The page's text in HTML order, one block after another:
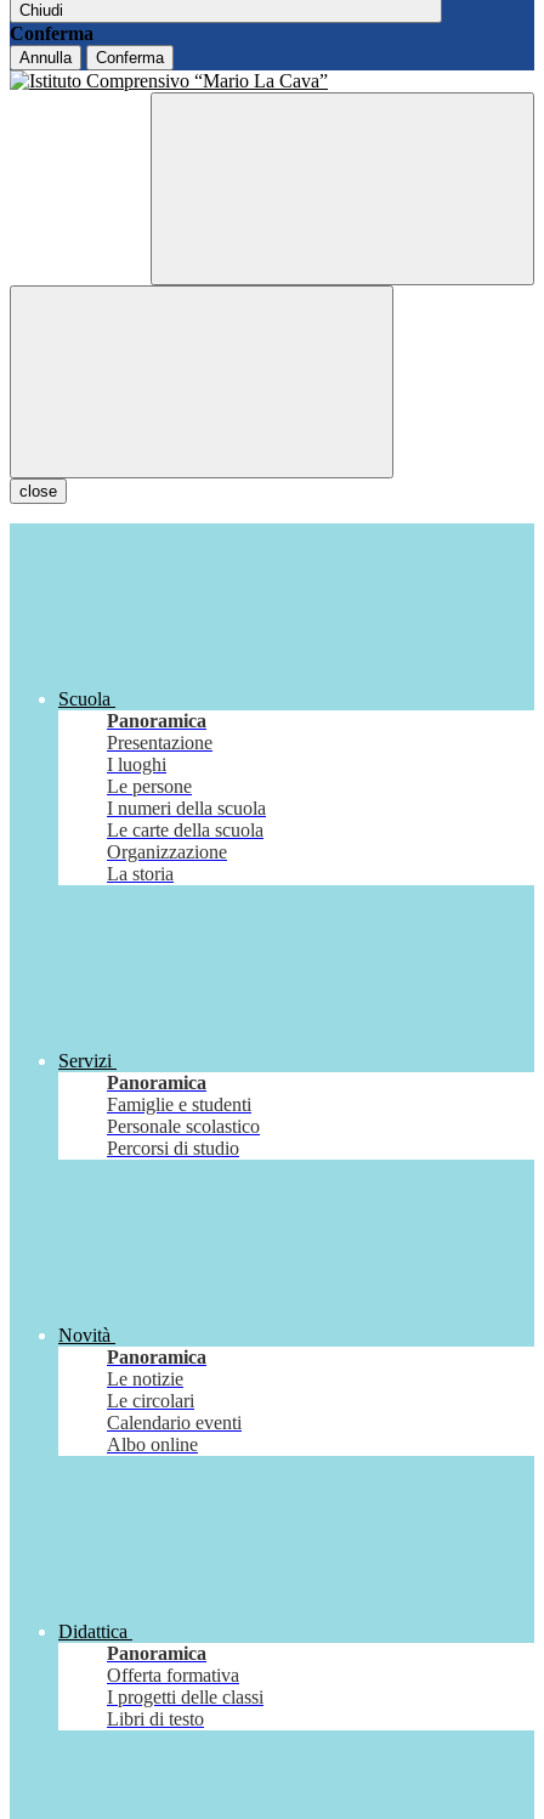
Chiudi
Conferma
Annulla Conferma
close
Scuola
Panoramica
Presentazione
I luoghi
Le persone
I numeri della scuola
Le carte della scuola
Organizzazione
La storia
Servizi
Panoramica
Famiglie e studenti
Personale scolastico
Percorsi di studio
Novità
Panoramica
Le notizie
Le circolari
Calendario eventi
Albo online
Didattica
Panoramica
Offerta formativa
I progetti delle classi
Libri di testo